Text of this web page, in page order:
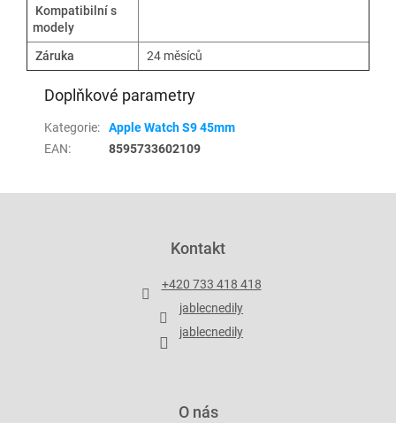
Kompatibilní s
modely
Záruka
24 měsíců
Doplňkové parametry
Kategorie:
Apple Watch S9 45mm
EAN: 8595733602109
Kontakt
+420 733 418 418
jablecnedily
jablecnedily
O nás